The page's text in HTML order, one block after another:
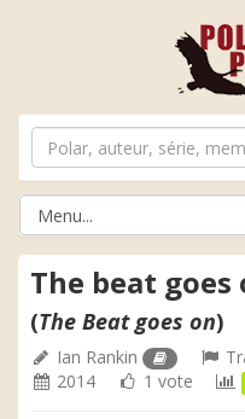
The beat goes
(The Beat goes on)
Ian Rankin
2014
1 vote